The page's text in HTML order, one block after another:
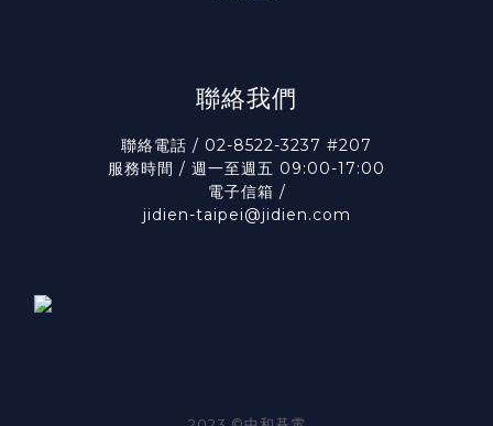
聯絡我們
聯絡電話 / 02-8522-3237 #207
服務時間 / 週一至週五 09:00-17:00
電子信箱 /
jidien-taipei@jidien.com